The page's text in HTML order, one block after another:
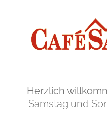
Herzlich
Samstag und